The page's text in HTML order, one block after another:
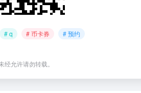
# q # 币卡券 # 预约
允许请勿转载。